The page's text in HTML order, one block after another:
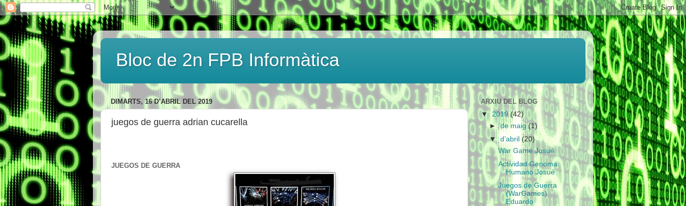
Bloc de 2n FPB Informàtica
DIMARTS, 16 D’ABRIL DEL 2019
juegos de guerra adrian cucarella
JUEGOS DE GUERRA
ARXIU DEL BLOG
▼ 2019(42)
►de maig(1)
▼d’abril(20)
War Game Josué
Actividad Genoma
Humano Josué
Juegos de Guerra
(WarGames)
Eduardo